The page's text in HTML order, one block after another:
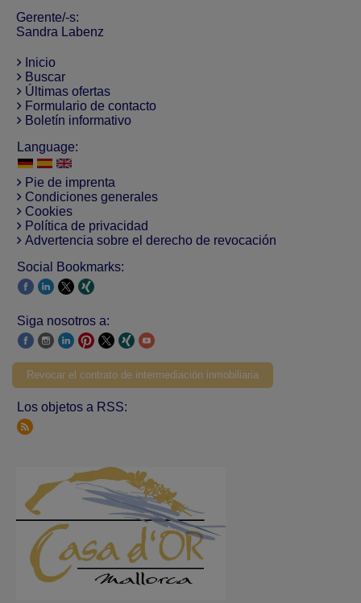
Gerente/-s:
Sandra Labenz
Inicio
Buscar
Últimas ofertas
Formulario de contacto
Boletín informativo
Language:
Pie de imprenta
Condiciones generales
Cookies
Política de privacidad
Advertencia sobre el derecho de revocación
Social Bookmarks:
Siga nosotros a:
Revocar el contrato de intermediación inmobiliaria
Los objetos a RSS: